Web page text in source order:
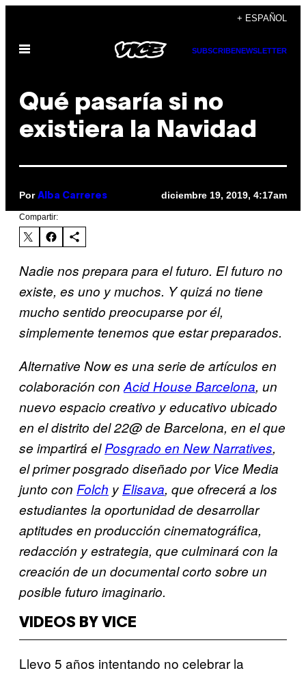
contenido
+ ESPAÑOL
Abrir
SUBSCRIBENEWSLETTER
Qué pasaría si no
existiera la Navidad
Por Alba Carreres diciembre 19, 2019, 4:17am
Compartir:
Nadie nos prepara para el futuro. El futuro no
existe, es uno y muchos. Y quizá no tiene
mucho sentido preocuparse por él,
simplemente tenemos que estar preparados.
Alternative Now es una serie de artículos en
colaboración con Acid House Barcelona, un
nuevo espacio creativo y educativo ubicado
en el distrito del 22@ de Barcelona, en el que
se impartirá elPosgrado en New Narratives,
el primer posgrado diseñado por Vice Media
junto con Folch y Elisava, que ofrecerá a los
estudiantes la oportunidad de desarrollar
aptitudes en producción cinematográfica,
redacción y estrategia, que culminará con la
creación de un documental corto sobre un
posible futuro imaginario.
VIDEOS BY VICE
Llevo 5 años intentando no celebrar la